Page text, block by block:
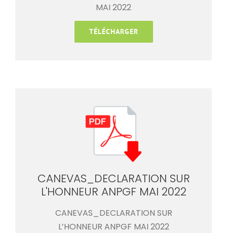
MAI 2022
TÉLÉCHARGER
CANEVAS_DECLARATION SUR
L'HONNEUR ANPGF MAI 2022
CANEVAS_DECLARATION SUR
L’HONNEUR ANPGF MAI 2022